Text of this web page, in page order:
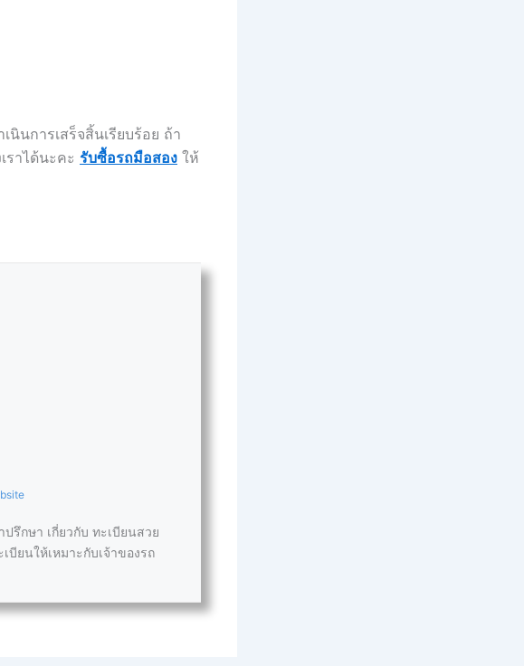
นการเสร็จสิ้นเรียบร้อย ถ้า
ราได้นะคะ รับซื้อรถมือสอง ให้
รึกษา เกี่ยวกับ ทะเบียนสวย
บียนให้เหมาะกับเจ้าของรถ